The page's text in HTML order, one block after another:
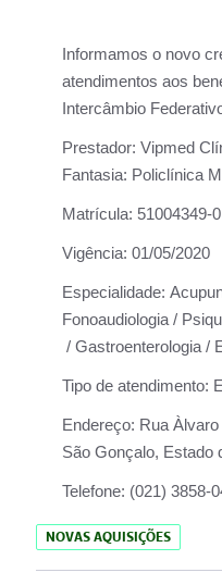
Informamos o novo
atendimentos aos
Intercâmbio
Prestador: Vipmed
Fantasia: Policlínica
Matrícula: 51004349-0
Vigência: 01/05/2020
Especialidade:
Fonoaudiologia /
/ Gastroenterologia /
Tipo de atendimento:
Endereço: Rua
São Gonçalo, Estado
Telefone: (021) 3858-
NOVAS AQUISIÇÕES